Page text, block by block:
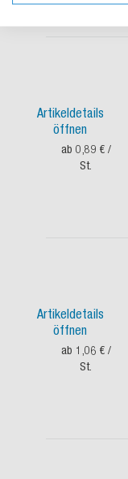
Artikeldetails
öffnen
ab 0,89 € /
St.
Artikeldetails
öffnen
ab 1,06 € /
St.